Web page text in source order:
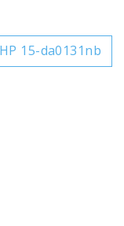
15-da0131nb